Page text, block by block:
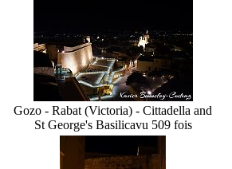
Gozo - Rabat (Victoria) - Cittadella and
St George's Basilicavu 509 fois